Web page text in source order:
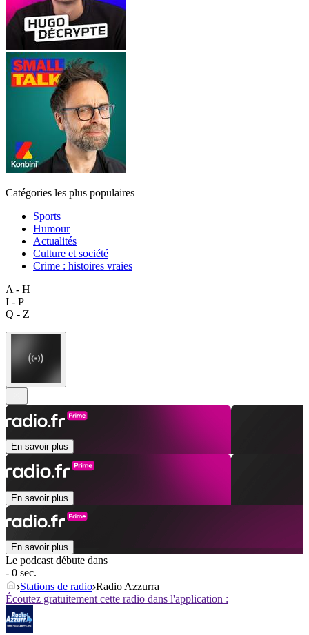
Catégories les plus populaires
Sports
Humour
Actualités
Culture et société
Crime : histoires vraies
A - H
I - P
Q - Z
En savoir plus
En savoir plus
En savoir plus
Le podcast débute dans
- 0 sec.
Stations de radio Radio Azzurra
Écoutez gratuitement cette radio dans l'application :